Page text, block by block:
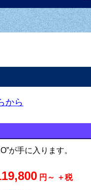
から
が手に入ります。
円～ ＋税